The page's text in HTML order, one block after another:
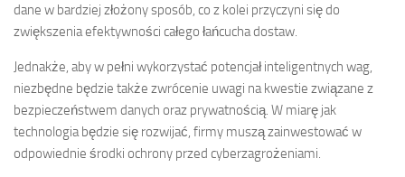
dane w bardziej złożony sposób, co z kolei przyczyni się do
zwiększenia efektywności całego łańcucha dostaw.
Jednakże, aby w pełni wykorzystać potencjał inteligentnych wag,
niezbędne będzie także zwrócenie uwagi na kwestie związane z
bezpieczeństwem danych oraz prywatnością. W miarę jak
technologia będzie się rozwijać, firmy muszą zainwestować w
odpowiednie środki ochrony przed cyberzagrożeniami.